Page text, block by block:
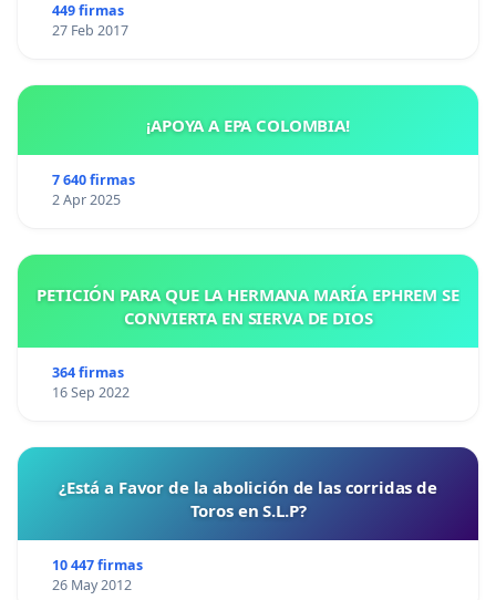
449 firmas
27 Feb 2017
¡APOYA A EPA COLOMBIA!
7 640 firmas
2 Apr 2025
PETICIÓN PARA QUE LA HERMANA MARÍA EPHREM SE
CONVIERTA EN SIERVA DE DIOS
364 firmas
16 Sep 2022
¿Está a Favor de la abolición de las corridas de
Toros en S.L.P?
10 447 firmas
26 May 2012